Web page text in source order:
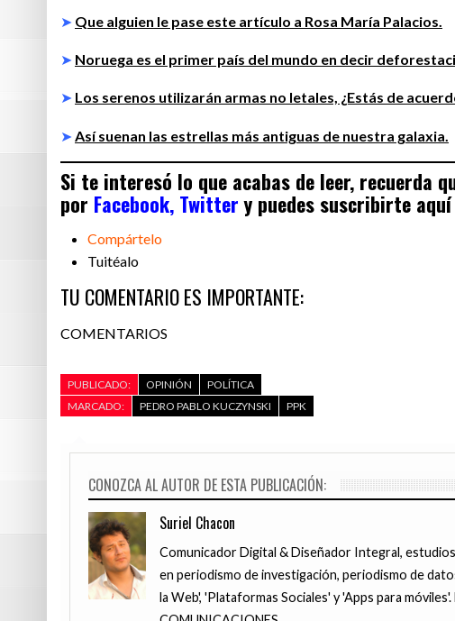
➤ Que alguien le pase este artículo a Rosa María Palacios.
➤ Noruega es el primer país del mundo en decir
➤ Los serenos utilizarán armas no letales, ¿Estás de
➤ Así suenan las estrellas más antiguas de nuestra galaxia.
Si te interesó lo que acabas de leer, recuerda
por Facebook, Twitter y puedes suscribirte
Compártelo
Tuitéalo
TU COMENTARIO ES IMPORTANTE:
COMENTARIOS
PUBLICADO: OPINIÓN
POLÍTICA
MARCADO:
PEDRO PABLO KUCZYNSKI PPK
CONOZCA AL AUTOR DE ESTA PUBLICACIÓN:
Suriel Chacon
Comunicador Digital & Diseñador Integral,
en periodismo de investigación, periodismo de
la Web', 'Plataformas Sociales' y 'Apps para